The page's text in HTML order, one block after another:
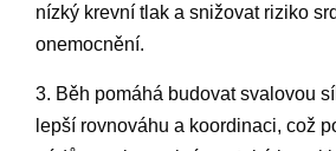
nízký krevní tlak a snižovat riziko
onemocnění.
3. Běh pomáhá budovat svalovou
lepší rovnováhu a koordinaci, což